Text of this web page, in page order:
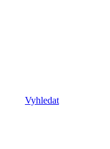
Vyhledat